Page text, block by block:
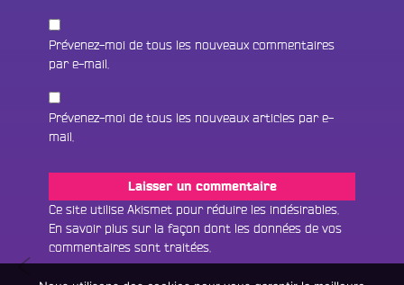
Prévenez-moi de tous les nouveaux commentaires
par e-mail.
Prévenez-moi de tous les nouveaux articles par e-
mail.
Ce site utilise Akismet pour réduire les indésirables.
En savoir plus sur la façon dont les données de vos
commentaires sont traitées.
Navigation
Deux
Écouter le direct